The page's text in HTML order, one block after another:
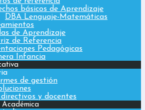
básicos de Aprendizaje
DBA Lenguaje-Matemáticas
de Aprendizaje
de Referencia
Pedagógicas
Infancia
de gestión
y docentes